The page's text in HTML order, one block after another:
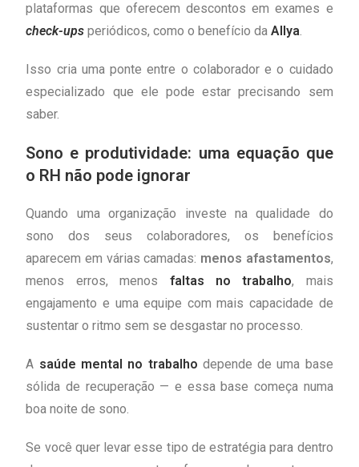
plataformas que oferecem descontos em exames e
check-ups periódicos, como o benefício daAllya.
Isso cria uma ponte entre o colaborador e o cuidado
especializado que ele pode estar precisando sem
saber.
Sono e produtividade: uma equação que
o RH não pode ignorar
Quando uma organização investe na qualidade do
sono dos seus colaboradores, os benefícios
aparecem em várias camadas: menos afastamentos,
menos erros, menos faltas no trabalho, mais
engajamento e uma equipe com mais capacidade de
sustentar o ritmo sem se desgastar no processo.
A saúde mental no trabalho depende de uma base
sólida de recuperação — e essa base começa numa
boa noite de sono.
Se você quer levar esse tipo de estratégia para dentro